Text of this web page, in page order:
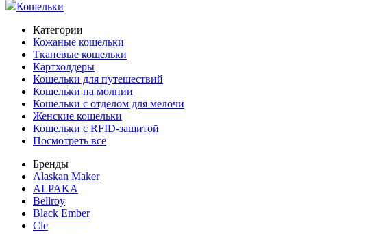
Кошельки
Категории
Кожаные кошельки
Тканевые кошельки
Картхолдеры
Кошельки для путешествий
Кошельки на молнии
Кошельки с отделом для мелочи
Женские кошельки
Кошельки с RFID-защитой
Посмотреть все
Бренды
Alaskan Maker
ALPAKA
Bellroy
Black Ember
Cle